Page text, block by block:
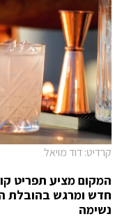
קרדיט: דוד מויאל
המקום מציע תפריט
חדש ומרגש בהובלת
נשימה